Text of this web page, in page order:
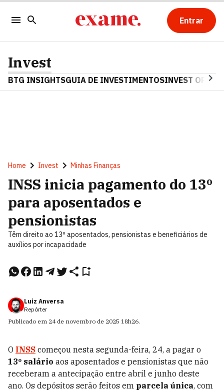
Entrar
Invest
BTG INSIGHTSGUIA DE INVESTIMENTOSINVEST OPINA
Home Invest Minhas Finanças
INSS inicia pagamento do 13º
para aposentados e
pensionistas
Têm direito ao 13º aposentados, pensionistas e beneficiários de
auxílios por incapacidade
Luiz Anversa
Repórter
Publicado em 24 de novembro de 2025 18h26.
O INSS começou nesta segunda-feira, 24, a pagar o
13º salário aos aposentados e pensionistas que não
receberam a antecipação entre abril e junho deste
ano. Os depósitos serão feitos em parcela única, com